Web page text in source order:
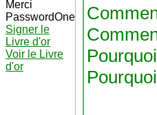
Merci
PasswordOne
Signer le
Livre d'or
Voir le Livre
d'or